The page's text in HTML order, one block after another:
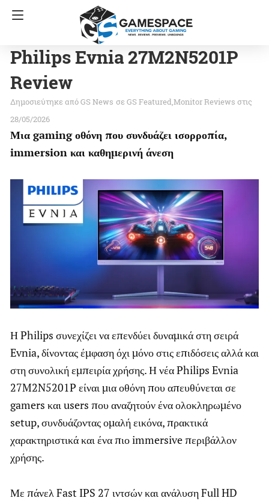
Philips Evnia 27M2N5201P
Review
GS News σε GS FeaturedMonitor Reviews στις
28/05/2026
Μια gaming οθόνη που συνδυάζει ισορροπία,
immersion και καθημερινή άνεση
Η Philips συνεχίζει να επενδύει δυναμικά στη σειρά
Evnia, δίνοντας έμφαση όχι μόνο στις επιδόσεις αλλά και
στη συνολική εμπειρία χρήσης. Η νέα Philips Evnia
27M2N5201P είναι μια οθόνη που απευθύνεται σε
gamers και users που αναζητούν ένα ολοκληρωμένο
setup, συνδυάζοντας ομαλή εικόνα, πρακτικά
χαρακτηριστικά και ένα πιο immersive περιβάλλον
χρήσης.
Με πάνελ Fast IPS 27 ιντσών και ανάλυση Full HD